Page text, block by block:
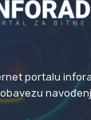
portalu